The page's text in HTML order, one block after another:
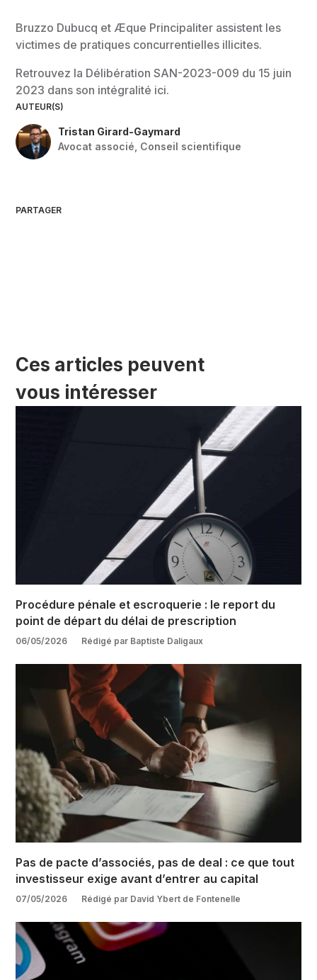
AUTEUR(S)
Tristan Girard-Gaymard
Avocat associé Conseil scientifique
PARTAGER
Bruzzo Dubucq et Æque Principaliter assistent les
victimes de pratiques concurrentielles illicites.
Retrouvez la Délibération SAN-2023-009 du 15 juin
2023 dans son intégralité ici.
Ces articles peuvent
vous intéresser
Pas de pacte d’associés, pas de deal : ce que tout
investisseur exige avant d’entrer au capital
07/05/2026 Rédigé par David Ybert de Fontenelle
Procédure pénale et escroquerie : le report du
point de départ du délai de prescription
06/05/2026 Rédigé par Baptiste Daligaux